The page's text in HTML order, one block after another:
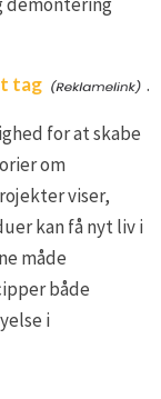
tag
.
for at skabe
om
viser,
kan få nyt liv i
måde
både
i